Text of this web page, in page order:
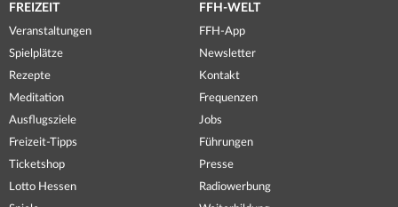
FREIZEIT
Veranstaltungen
Spielplätze
Rezepte
Meditation
Ausflugsziele
Freizeit-Tipps
Ticketshop
Lotto Hessen
FFH-WELT
FFH-App
Newsletter
Kontakt
Frequenzen
Jobs
Führungen
Presse
Radiowerbung